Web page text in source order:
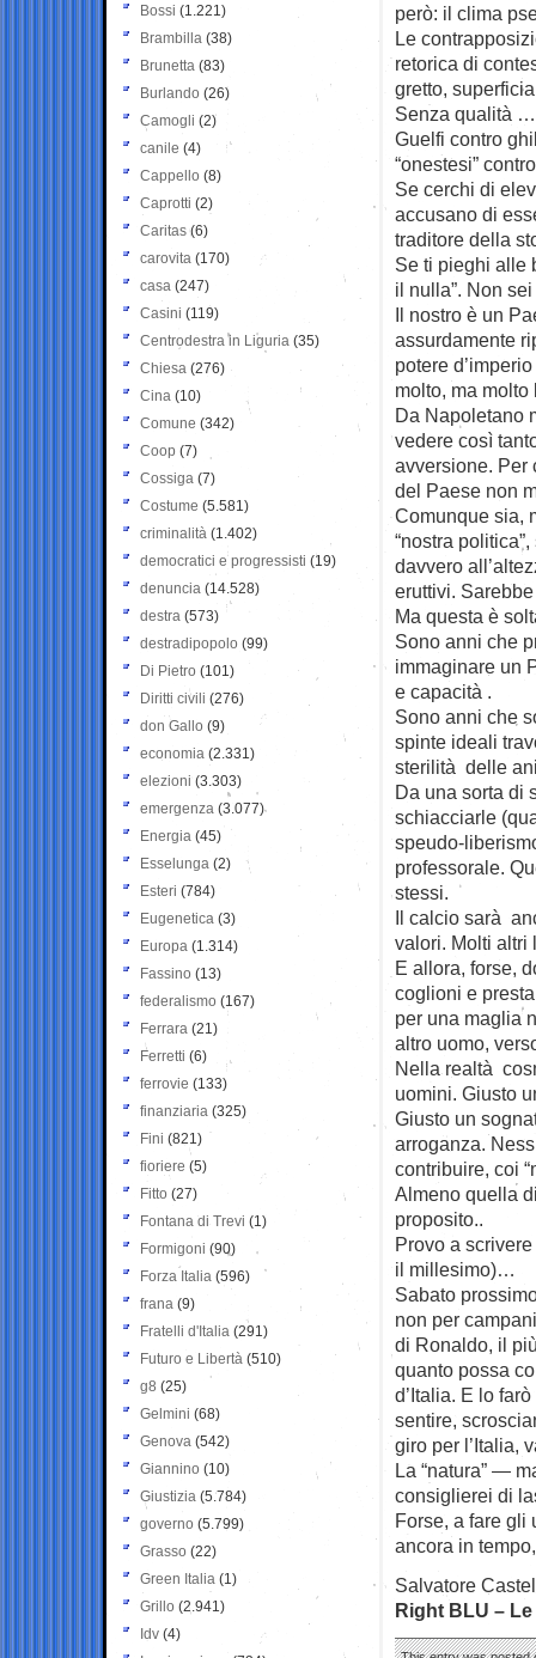
però: il clima
Le
retorica di
gretto,
Senza qualità …
Guelfi contro
“onestesi”
Se cerchi di
accusano di
traditore della
Se ti pieghi alle
il nulla”. Non
Il nostro è un
assurdamente
potere
molto, ma
Da Napoletano
vedere così
avversione. Per
del Paese non
Comunque sia,
“nostra
davvero
eruttivi.
Ma questa è
Sono anni che
immaginare un
e capacità .
Sono anni che
spinte ideali
sterilità delle
Da una sorta di
schiacciarle
speudo-
professorale.
stessi.
Il calcio sarà
valori. Molti altri
E allora, forse,
coglioni e
per una maglia
altro uomo,
Nella realtà
uomini. Giusto
Giusto un
arroganza.
contribuire, coi
Almeno quella
proposito..
Provo a
il millesimo)…
Sabato
non per
di Ronaldo, il
quanto possa
d’Italia. E lo
sentire,
giro per l’Italia,
La “natura” —
consiglierei di
Forse, a fare gli
ancora in
Salvatore
Right BLU –
Bossi (1.221)
Brambilla (38)
Brunetta (83)
Burlando (26)
Camogli (2)
canile (4)
Cappello (8)
Caprotti (2)
Caritas (6)
carovita (170)
casa (247)
Casini (119)
Centrodestra in Liguria (35)
Chiesa (276)
Cina (10)
Comune (342)
Coop (7)
Cossiga (7)
Costume (5.581)
criminalità (1.402)
democratici e progressisti (19)
denuncia (14.528)
destra (573)
destradipopolo (99)
Di Pietro (101)
Diritti civili (276)
don Gallo (9)
economia (2.331)
elezioni (3.303)
emergenza (3.077)
Energia (45)
Esselunga (2)
Esteri (784)
Eugenetica (3)
Europa (1.314)
Fassino (13)
federalismo (167)
Ferrara (21)
Ferretti (6)
ferrovie (133)
finanziaria (325)
Fini (821)
fioriere (5)
Fitto (27)
Fontana di Trevi (1)
Formigoni (90)
Forza Italia (596)
frana (9)
Fratelli d'Italia (291)
Futuro e Libertà (510)
g8 (25)
Gelmini (68)
Genova (542)
Giannino (10)
Giustizia (5.784)
governo (5.799)
Grasso (22)
Green Italia (1)
Grillo (2.941)
Idv (4)